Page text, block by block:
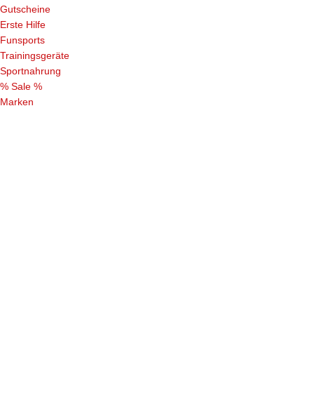
Gutscheine
Erste Hilfe
Funsports
Trainingsgeräte
Sportnahrung
% Sale %
Marken